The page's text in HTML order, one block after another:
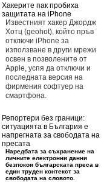
Хакерите пак пробиха
защитата на iPhone
Известният хакер Джордж
Хотц (geohot), който пръв
отключи iPhone за
използване в други мрежи
освен в позволените от
Apple, успя да отключи и
последната версия на
фирмения софтуер на
смартфона.
Репортери без граници:
ситуацията в България е
напрегната за свободата на
пресата
Наредбата за съхранение на
личните електронни данни
безпокои българската преса в
един труден контекст за
свободата на словото.